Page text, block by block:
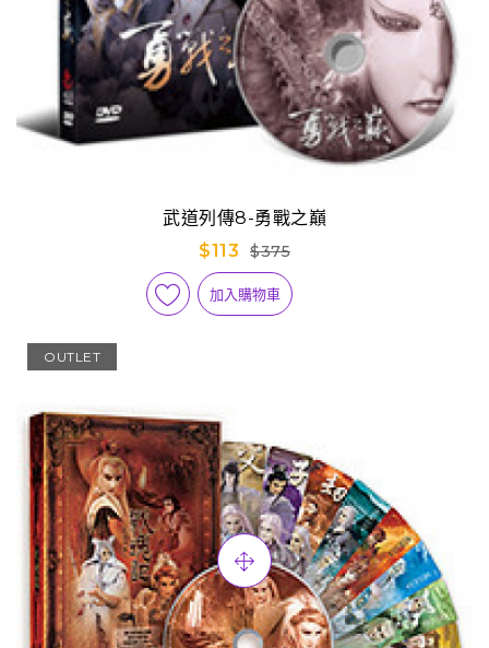
武道列傳8-勇戰之巔
$113
$375
加入購物車
OUTLET